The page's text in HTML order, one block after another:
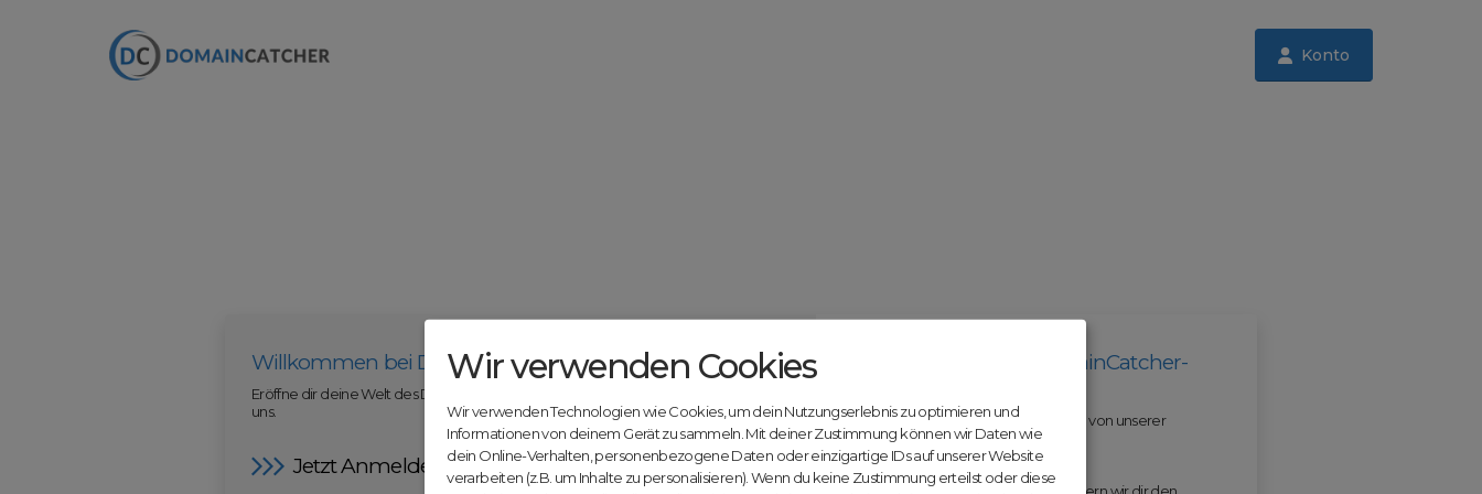
Konto
Willkommen bei DomainCatcher.com
Eröffne dir deine Welt des Domainhandels mit deiner kostenlosen Anmeldung bei
uns.
Jetzt Anmelden
Werde jetzt Teil der DomainCatcher-
Nutze unsere Erfahrung und profitiere von unserer
innovativen Plattform:
Mit Domex und ODM erleichtern wir dir den
Wir verwenden Cookies
Wir verwenden Technologien wie Cookies, um dein Nutzungserlebnis zu optimieren und
Informationen von deinem Gerät zu sammeln. Mit deiner Zustimmung können wir Daten wie
dein Online-Verhalten, personenbezogene Daten oder einzigartige IDs auf unserer Website
verarbeiten (z.B. um Inhalte zu personalisieren). Wenn du keine Zustimmung erteilst oder diese